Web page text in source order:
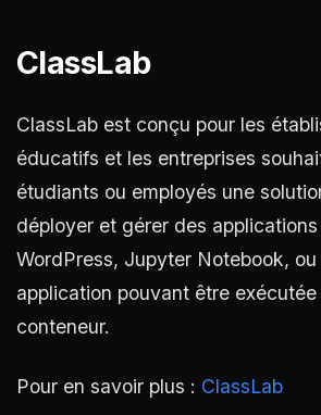
ClassLab
ClassLab est conçu pour les
éducatifs et les entreprises
étudiants ou employés une
déployer et gérer des
WordPress, Jupyter Notebook,
application pouvant être exécutée
conteneur.
Pour en savoir plus : ClassLab